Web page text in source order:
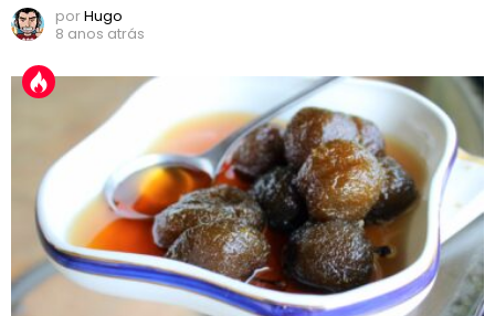
porHugo
8 anos atrás